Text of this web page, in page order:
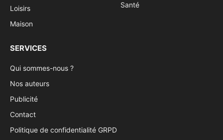
Loisirs
Maison
Santé
SERVICES
Qui sommes-nous ?
Nos auteurs
Publicité
Contact
Politique de confidentialité GRPD